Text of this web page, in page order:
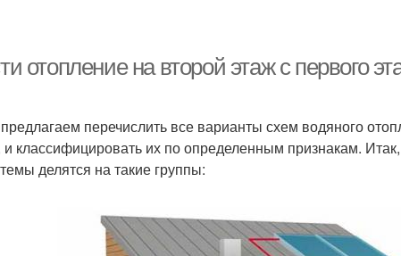
отопление на второй этаж с первого
перечислить все варианты схем водяного
классифицировать их по определенным признакам.
делятся на такие группы: